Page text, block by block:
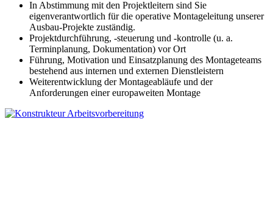
In Abstimmung mit den Projektleitern sind Sie
eigenverantwortlich für die operative Montageleitung unserer
Ausbau-Projekte zuständig.
Projektdurchführung, -steuerung und -kontrolle (u. a.
Terminplanung, Dokumentation) vor Ort
Führung, Motivation und Einsatzplanung des Montageteams
bestehend aus internen und externen Dienstleistern
Weiterentwicklung der Montageabläufe und der
Anforderungen einer europaweiten Montage